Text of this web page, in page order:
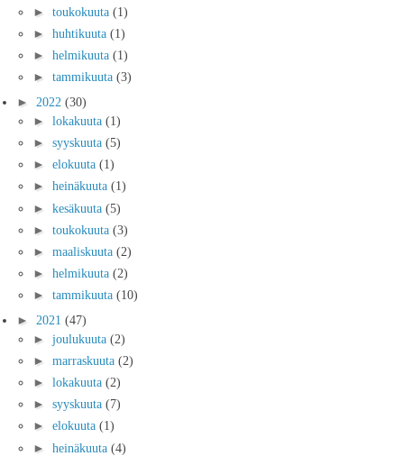
► toukokuuta (1)
► huhtikuuta (1)
► helmikuuta (1)
► tammikuuta (3)
► 2022 (30)
► lokakuuta (1)
► syyskuuta (5)
► elokuuta (1)
► heinäkuuta (1)
► kesäkuuta (5)
► toukokuuta (3)
► maaliskuuta (2)
► helmikuuta (2)
► tammikuuta (10)
► 2021 (47)
► joulukuuta (2)
► marraskuuta (2)
► lokakuuta (2)
► syyskuuta (7)
► elokuuta (1)
► heinäkuuta (4)